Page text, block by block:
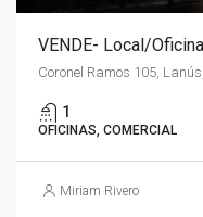
Coronel Ramos 105,
1
OFICINAS, COMERCIAL
Miriam Rivero